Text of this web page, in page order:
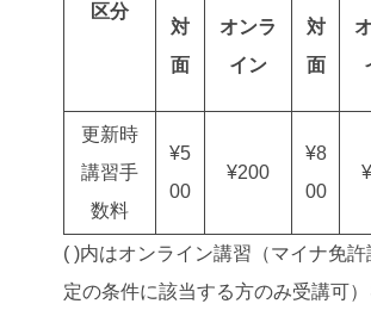
区分
対
面
オンラ
イン
対
面
更新時
講習手
数料
¥5
00
¥200
¥8
00
( )内はオンライン講習（マイナ免
定の条件に該当する方のみ受講可